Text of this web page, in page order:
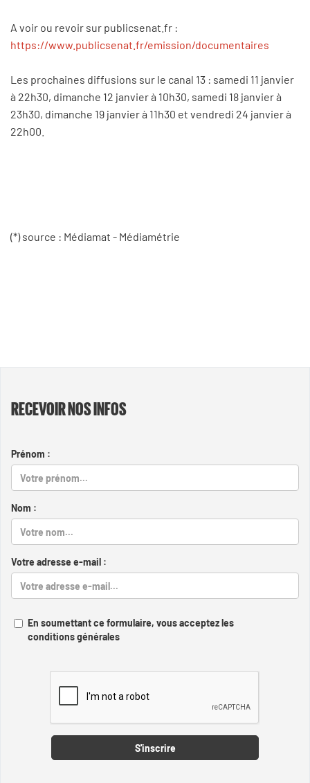
A voir ou revoir sur publicsenat.fr :
https://www.publicsenat.fr/emission/documentaires
Les prochaines diffusions sur le canal 13 : samedi 11 janvier
à 22h30, dimanche 12 janvier à 10h30, samedi 18 janvier à
23h30, dimanche 19 janvier à 11h30 et vendredi 24 janvier à
22h00.
(*) source : Médiamat - Médiamétrie
RECEVOIR NOS INFOS
Prénom :
Nom :
Votre adresse e-mail :
En soumettant ce formulaire, vous acceptez les
conditions générales
S'inscrire